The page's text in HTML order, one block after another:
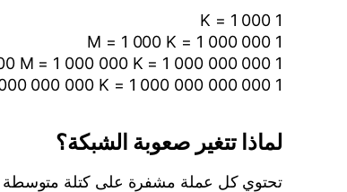
1 K = 1 000
1 M = 1 000 K = 1 000 000
1 G = 1 000 M = 1 000 000 K = 1 000 000 000
1 T = 1 000 G = 1 000 000 M = 1 000 000 000 K = 1 000 000 000 000
لماذا تتغير صعوبة الشبكة؟
تحتوي كل عملة مشفرة على كتلة متوسطة